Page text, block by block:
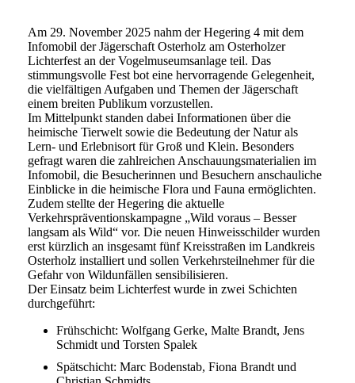
Am 29. November 2025 nahm der Hegering 4 mit dem
Infomobil der Jägerschaft Osterholz am Osterholzer
Lichterfest an der Vogelmuseumsanlage teil. Das
stimmungsvolle Fest bot eine hervorragende Gelegenheit,
die vielfältigen Aufgaben und Themen der Jägerschaft
einem breiten Publikum vorzustellen.
Im Mittelpunkt standen dabei Informationen über die
heimische Tierwelt sowie die Bedeutung der Natur als
Lern- und Erlebnisort für Groß und Klein. Besonders
gefragt waren die zahlreichen Anschauungsmaterialien im
Infomobil, die Besucherinnen und Besuchern anschauliche
Einblicke in die heimische Flora und Fauna ermöglichten.
Zudem stellte der Hegering die aktuelle
Verkehrspräventionskampagne „Wild voraus – Besser
langsam als Wild“ vor. Die neuen Hinweisschilder wurden
erst kürzlich an insgesamt fünf Kreisstraßen im Landkreis
Osterholz installiert und sollen Verkehrsteilnehmer für die
Gefahr von Wildunfällen sensibilisieren.
Der Einsatz beim Lichterfest wurde in zwei Schichten
durchgeführt:
Frühschicht: Wolfgang Gerke, Malte Brandt, Jens
Schmidt und Torsten Spalek
Spätschicht: Marc Bodenstab, Fiona Brandt und